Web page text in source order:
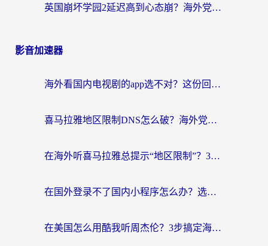
英国崩坏学园2延迟高到心态崩？海外党国服游戏加速终极指南
影音加速器
海外看国内电视剧的app选不对？这份回国加速器避坑指南帮你流畅追剧
喜马拉雅地区限制DNS怎么破？海外党听国内音乐听书的终极解决方案
在海外听喜马拉雅总提示“地区限制”？3步轻松解除+听国内音乐全攻略
在国外登录不了国内小程序怎么办？选对回国加速器，轻松解锁国内资源
在美国怎么用酷我听周杰伦？3步搞定海外听歌难题